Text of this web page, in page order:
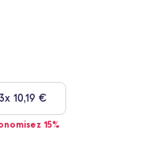
3x 10,19 €
15%